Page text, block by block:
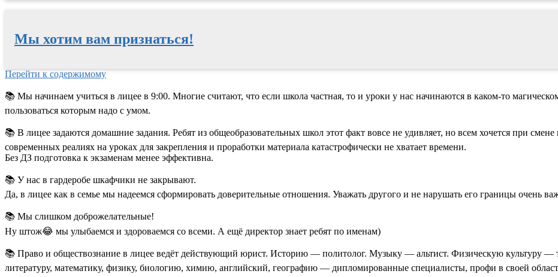
Мы хотим вам признаться!
Перейти к содержимому
📚 Мы начинаем учиться в лицее в 9:00. Многие считают, что если школа частная, то и уроки у нас начинаются в каком-то
пользоваться которым надо с умом.
📚 В лицее задаются домашние задания. Ребят из общеобразовательных школ этот факт вовсе не удивляет, но всем хочется при
современных реалиях на уроках для закрепления и проработки материала катастрофически не хватает времени.
Без ДЗ подготовка к экзаменам менее эффективна.
📚 У нас в гардеробе шкафчики не закрывают.
Да, в лицее как в семье мы надеемся сформировать доверительные отношения. Уважать другого и не нарушать его границы очень
📚 Мы слишком доброжелательные!
Ну штож😂 мы улыбаемся и здороваемся со всеми. А ещë директор знает ребят по именам)
📚 Право и обществознание в лицее ведёт действующий юрист. Историю — политолог. Музыку — альтист. Физическую культуру —
литературу, математику, физику, биологию, химию, английский, географию — дипломированные специалисты, профи в своей